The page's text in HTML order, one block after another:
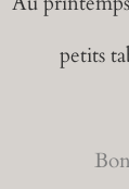
petits